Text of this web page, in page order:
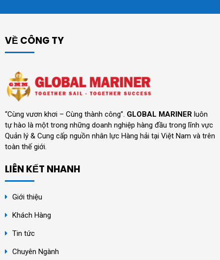
VỀ CÔNG TY
“Cùng vươn khơi – Cùng thành công”. GLOBAL MARINER luôn
tự hào là một trong những doanh nghiệp hàng đầu trong lĩnh vực
Quản lý & Cung cấp nguồn nhân lực Hàng hải tại Việt Nam và trên
toàn thế giới.
LIÊN KẾT NHANH
Giới thiệu
Khách Hàng
Tin tức
Chuyên Ngành